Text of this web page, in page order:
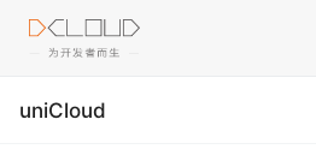
uniCloud